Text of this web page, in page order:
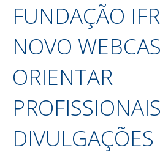
FUNDAÇÃO
NOVO
ORIENTAR
DIVULGAÇÕES